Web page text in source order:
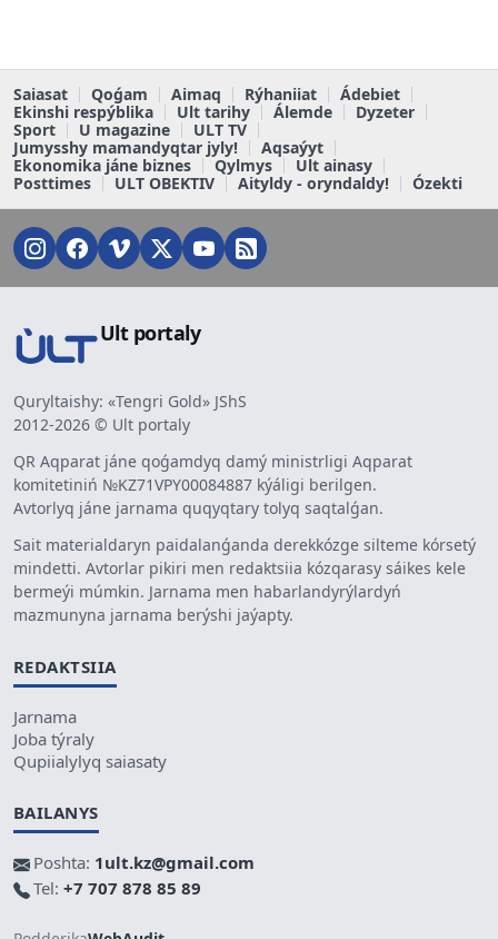
Saiasat Qoǵam Aimaq Rýhaniiat
Ádebiet
Ekinshi respýblika
Ult tarihy Álemde
Dyzeter
Sport
U magazine
ULT TV
Jumysshy mamandyqtar jyly!
Aqsaýyt
Ekonomika jáne biznes
Qylmys
Ult ainasy
Posttimes
ULT OBEKTIV Aityldy - oryndaldy! Ózekti
Ult portaly
Quryltaishy: «Tengri Gold» JShS
2012-2026 © Ult portaly
QR Aqparat jáne qoǵamdyq damý ministrligi Aqparat
komitetiniń №KZ71VPY00084887 kýáligi berilgen.
Avtorlyq jáne jarnama quqyqtary tolyq saqtalǵan.
Sait materialdaryn paidalanǵanda derekkózge silteme kórsetý
mindetti. Avtorlar pikiri men redaktsiia kózqarasy sáikes kele
bermeýi múmkin. Jarnama men habarlandyrýlardyń
mazmunyna jarnama berýshi jaýapty.
REDAKTSIIA
Jarnama
Joba týraly
Qupiialylyq saiasaty
BAILANYS
Poshta: 1ult.kz@gmail.com
Tel: +7 707 878 85 89